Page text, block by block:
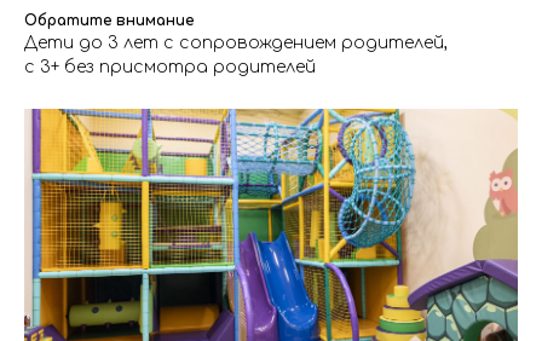
Обратите внимание
Дети до 3 лет с сопровождением родителей,
с 3+ без присмотра родителей